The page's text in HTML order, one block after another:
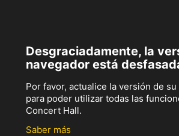
Desgraciadamente, la
navegador está
Por favor, actualice la versión de
para poder utilizar todas las
Concert Hall.
Saber más